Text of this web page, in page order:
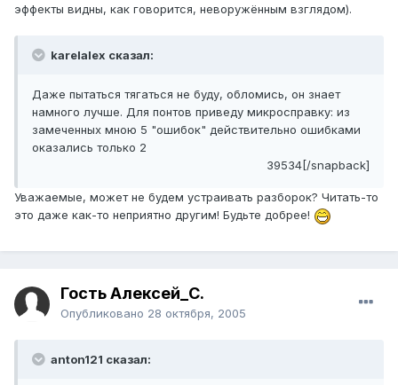
эффекты видны, как говорится, неворужённым взглядом).
karelalex сказал:
Даже пытаться тягаться не буду, обломись, он знает
намного лучше. Для понтов приведу микросправку: из
замеченных мною 5 "ошибок" действительно ошибками
оказались только 2
39534[/snapback]
Уважаемые, может не будем устраивать разборок? Читать-то
это даже как-то неприятно другим! Будьте добрее!
Гость Алексей_С.
Опубликовано 28 октября, 2005
anton121 сказал: